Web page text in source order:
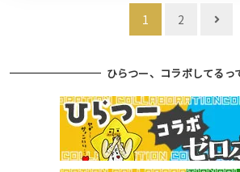
ビ
1 2
ひらつー、コラボしてるっ